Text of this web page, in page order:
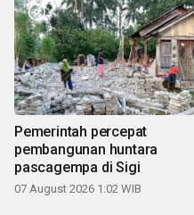
Pemerintah percepat
pembangunan huntara
pascagempa di Sigi
07 August 2026 1:02 WIB